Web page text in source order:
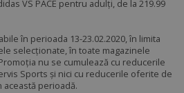
VS PACE pentru adulți, de la 219.99
în perioada 13-23.02.2020, în limita
selecționate, în toate magazinele
nu se cumulează cu reducerile
Sports și nici cu reducerile oferite de
această perioadă.